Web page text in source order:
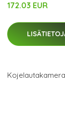
172.03 EUR
Kojelautakamera